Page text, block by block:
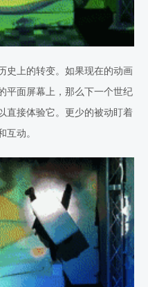
史上的转变。如果现在的动画
平面屏幕上，那么下一个世纪
直接体验它。更少的被动盯着
互动。